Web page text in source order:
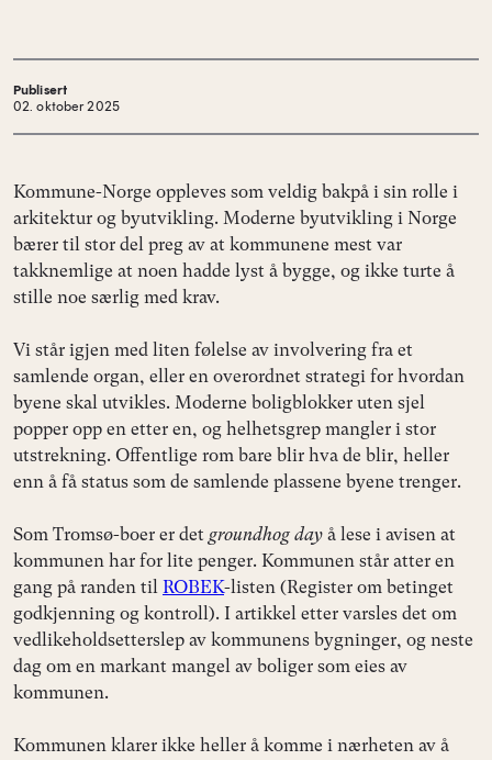
Publisert
02. oktober 2025
Kommune-Norge oppleves som veldig bakpå i sin rolle i
arkitektur og byutvikling. Moderne byutvikling i Norge
bærer til stor del preg av at kommunene mest var
takknemlige at noen hadde lyst å bygge, og ikke turte å
stille noe særlig med krav.
Vi står igjen med liten følelse av involvering fra et
samlende organ, eller en overordnet strategi for hvordan
byene skal utvikles. Moderne boligblokker uten sjel
popper opp en etter en, og helhetsgrep mangler i stor
utstrekning. Offentlige rom bare blir hva de blir, heller
enn å få status som de samlende plassene byene trenger.
Som Tromsø-boer er det groundhog day å lese i avisen at
kommunen har for lite penger. Kommunen står atter en
gang på randen til ROBEK-listen (Register om betinget
godkjenning og kontroll). I artikkel etter varsles det om
vedlikeholdsetterslep av kommunens bygninger, og neste
dag om en markant mangel av boliger som eies av
kommunen.
Kommunen klarer ikke heller å komme i nærheten av å